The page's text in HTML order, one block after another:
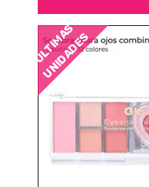
ÚLTIMAS
UNIDADES